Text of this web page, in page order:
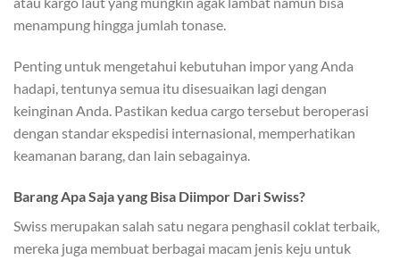
menampung hingga jumlah tonase.
Penting untuk mengetahui kebutuhan impor yang Anda
hadapi, tentunya semua itu disesuaikan lagi dengan
keinginan Anda. Pastikan kedua cargo tersebut beroperasi
dengan standar ekspedisi internasional, memperhatikan
keamanan barang, dan lain sebagainya.
Barang Apa Saja yang Bisa Diimpor Dari Swiss?
Swiss merupakan salah satu negara penghasil coklat terbaik,
mereka juga membuat berbagai macam jenis keju untuk